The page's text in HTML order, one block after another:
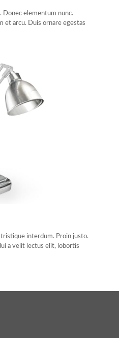
Donec elementum nunc.
et arcu. Duis ornare egestas
interdum. Proin justo.
a velit lectus elit, lobortis